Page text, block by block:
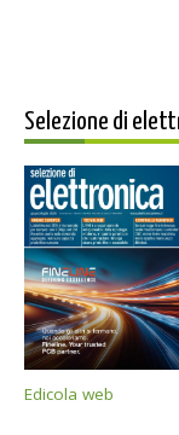
Selezione di
Edicola web